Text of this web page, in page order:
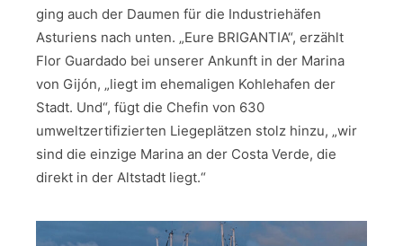
ging auch der Daumen für die Industriehäfen
Asturiens nach unten. „Eure BRIGANTIA“, erzählt
Flor Guardado bei unserer Ankunft in der Marina
von Gijón, „liegt im ehemaligen Kohlehafen der
Stadt. Und“, fügt die Chefin von 630
umweltzertifizierten Liegeplätzen stolz hinzu, „wir
sind die einzige Marina an der Costa Verde, die
direkt in der Altstadt liegt.“